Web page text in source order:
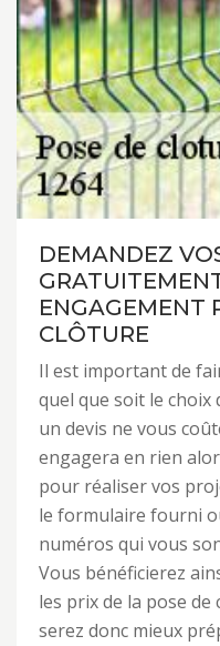
DEMANDEZ
ENGAGEMENT
CLÔTURE
Il est important de
quel que soit le
un devis ne vous
engagera en rien
pour réaliser vos
le formulaire fourni
numéros qui vous
Vous bénéficierez
les prix de la pose de
serez donc mieux